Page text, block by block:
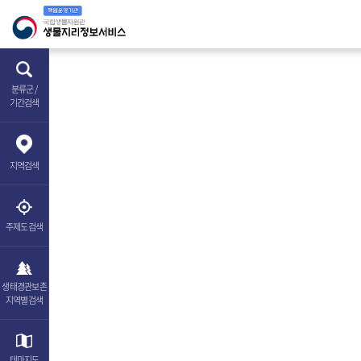
분류군 /
기간검색
지역검색
주제도검색
생태경관보존
지역별검색